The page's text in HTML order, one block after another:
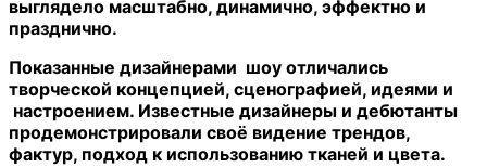
выглядело масштабно, динамично, эффектно и
празднично.
Показанные дизайнерами шоу отличались
творческой концепцией, сценографией, идеями и
настроением. Известные дизайнеры и дебютанты
продемонстрировали своё видение трендов,
фактур, подход к использованию тканей и цвета.